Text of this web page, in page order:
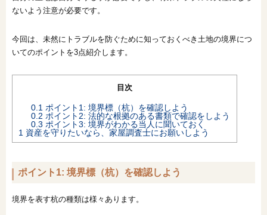
ないよう注意が必要です。
今回は、未然にトラブルを防ぐために知っておくべき土地の境界につ
いてのポイントを3点紹介します。
目次
0.1 ポイント1: 境界標（杭）を確認しよう
0.2 ポイント2: 法的な根拠のある書類で確認をしよう
0.3 ポイント3: 境界がわかる当人に聞いておく
1 資産を守りたいなら、家屋調査士にお願いしよう
ポイント1: 境界標（杭）を確認しよう
境界を表す杭の種類は様々あります。